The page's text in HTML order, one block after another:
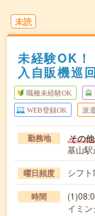
未読
未経験OK！
入自販機巡
職種未経験OK
WEB登録OK 派遣
勤務地 その
基山
曜日頻度 シフト
時間
イミ